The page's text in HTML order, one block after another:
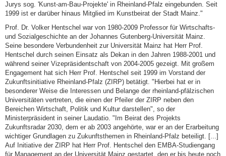
Jurys sog. 'Kunst-am-Bau-Projekte' in Rheinland-Pfalz eingebunden. Seit
1999 ist er darüber hinaus Mitglied im Kunstbeirat der Stadt Mainz."
Prof. Dr. Volker Hentschel war von 1980-2009 Professor für Wirtschafts-
und Sozialgeschichte an der Johannes Gutenberg-Universität Mainz.
Seine besondere Verbundenheit zur Universität Mainz hat Herr Prof.
Hentschel durch seinen Einsatz als Dekan in den Jahren 1988-2001 und
während seiner Vizepräsidentschaft von 2004-2005 gezeigt. Mit großem
Engagement hat sich Herr Prof. Hentschel seit 1999 im Vorstand der
Zukunftsinitiative Rheinland-Pfalz (ZIRP) betätigt. "Hierbei hat er in
besonderer Weise die Interessen und Belange der rheinland-pfälzischen
Universitäten vertreten, die einen der Pfeiler der ZIRP neben den
Bereichen Wirtschaft, Politik und Kultur darstellen", so der
Ministerpräsident in seiner Laudatio. "Im Beirat des Projekts
Zukunftsradar 2030, dem er ab 2003 angehörte, war er an der Erarbeitung
wichtiger Grundlagen zu Zukunftsthemen in Rheinland-Pfalz beteiligt. [...]
Auf Initiative der ZIRP hat Herr Prof. Hentschel den EMBA-Studiengang
für Management an der Universität Mainz gestartet, den er bis heute noch